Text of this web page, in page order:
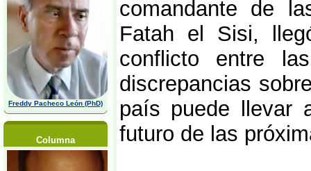
Freddy Pacheco León (PhD)
Columna
comandante de
Fatah el Sisi,
conflicto entre
discrepancias
país puede llevar
futuro de las